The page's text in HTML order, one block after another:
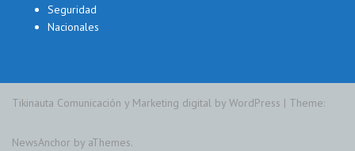
Seguridad
Nacionales
Tikinauta Comunicación y Marketing digital by WordPress | Theme:
NewsAnchor by aThemes.